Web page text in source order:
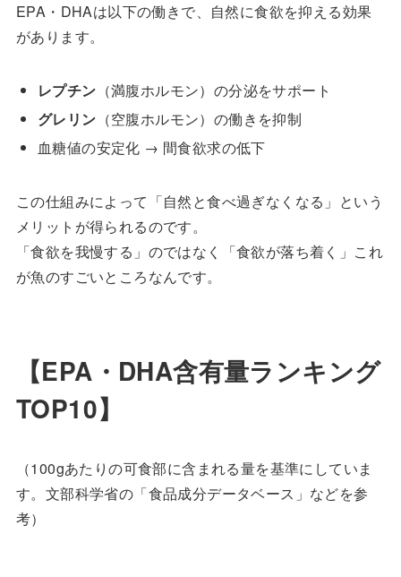
EPA・DHAは以下の働きで、自然に食欲を抑える効果
があります。
レプチン （満腹ホルモン）の分泌をサポート
グレリン （空腹ホルモン）の働きを抑制
血糖値の安定化 → 間食欲求の低下
この仕組みによって「自然と食べ過ぎなくなる」という
メリットが得られるのです。
「食欲を我慢する」のではなく「食欲が落ち着く」これ
が魚のすごいところなんです。
【EPA・DHA含有量ランキング
TOP10】
（100gあたりの可食部に含まれる量を基準にしていま
す。文部科学省の「食品成分データベース」などを参
考）